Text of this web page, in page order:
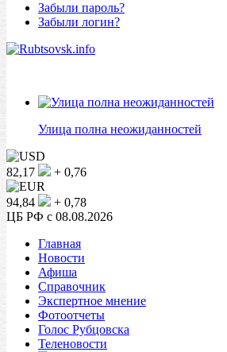
Забыли пароль?
Забыли логин?
Улица полна неожиданностей
82,17 + 0,76
94,84
+ 0,78
ЦБ РФ c 08.08.2026
Главная
Новости
Афиша
Справочник
Экспертное мнение
Фотоотчеты
Голос Рубцовска
Теленовости